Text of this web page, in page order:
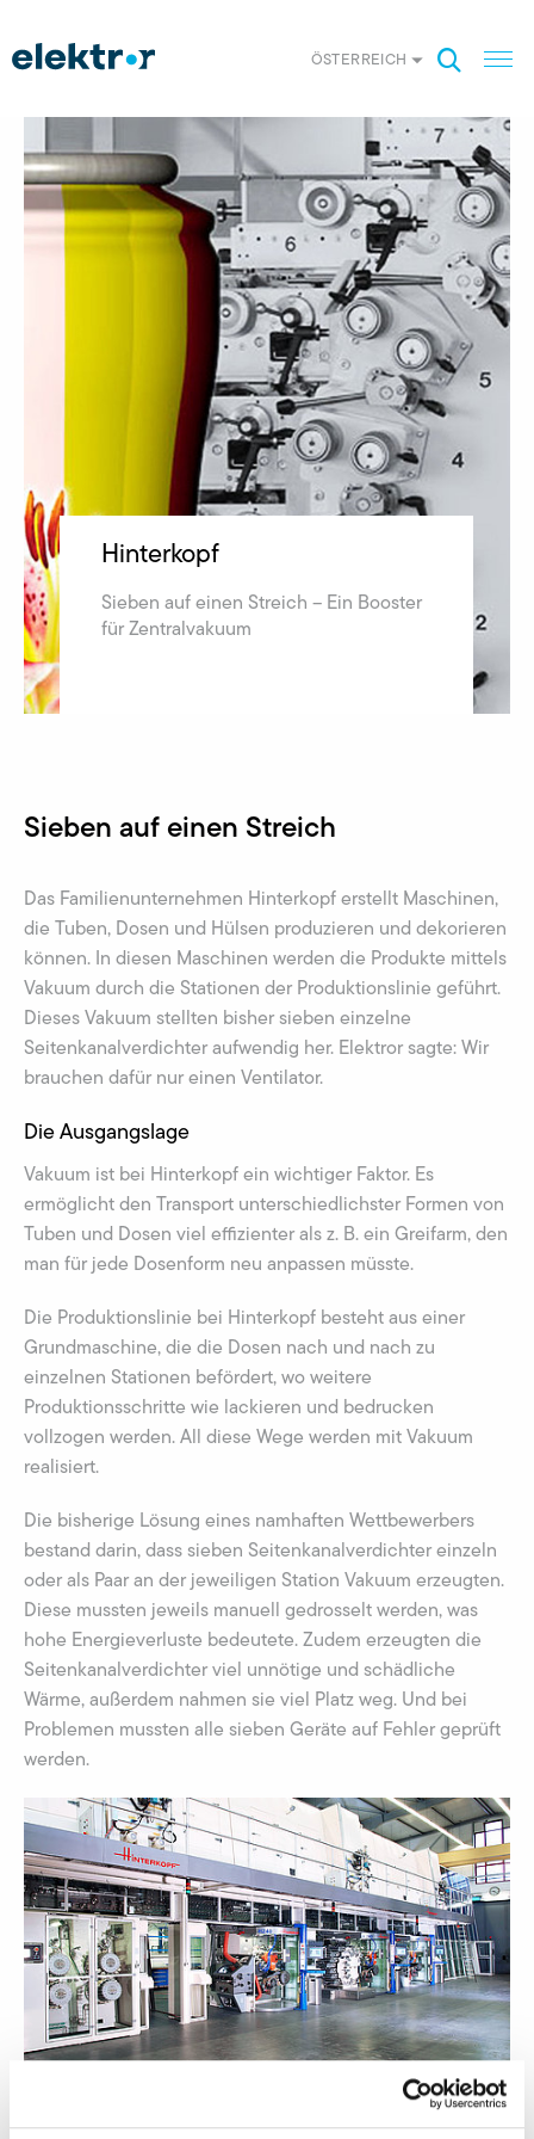
ÖSTERREICH
Hinterkopf
Sieben auf einen Streich – Ein Booster
für Zentralvakuum
Sieben auf einen Streich
Das Familienunternehmen Hinterkopf erstellt Maschinen,
die Tuben, Dosen und Hülsen produzieren und dekorieren
können. In diesen Maschinen werden die Produkte mittels
Vakuum durch die Stationen der Produktionslinie geführt.
Dieses Vakuum stellten bisher sieben einzelne
Seitenkanalverdichter aufwendig her. Elektror sagte: Wir
brauchen dafür nur einen Ventilator.
Die Ausgangslage
Vakuum ist bei Hinterkopf ein wichtiger Faktor. Es
ermöglicht den Transport unterschiedlichster Formen von
Tuben und Dosen viel effizienter als z. B. ein Greifarm, den
man für jede Dosenform neu anpassen müsste.
Die Produktionslinie bei Hinterkopf besteht aus einer
Grundmaschine, die die Dosen nach und nach zu
einzelnen Stationen befördert, wo weitere
Produktionsschritte wie lackieren und bedrucken
vollzogen werden. All diese Wege werden mit Vakuum
realisiert.
Die bisherige Lösung eines namhaften Wettbewerbers
bestand darin, dass sieben Seitenkanalverdichter einzeln
oder als Paar an der jeweiligen Station Vakuum erzeugten.
Diese mussten jeweils manuell gedrosselt werden, was
hohe Energieverluste bedeutete. Zudem erzeugten die
Seitenkanalverdichter viel unnötige und schädliche
Wärme, außerdem nahmen sie viel Platz weg. Und bei
Problemen mussten alle sieben Geräte auf Fehler geprüft
werden.